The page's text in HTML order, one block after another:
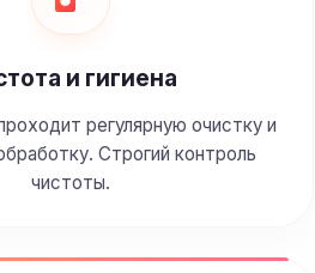
и гигиена
регулярную очистку и
Строгий контроль
чистоты.